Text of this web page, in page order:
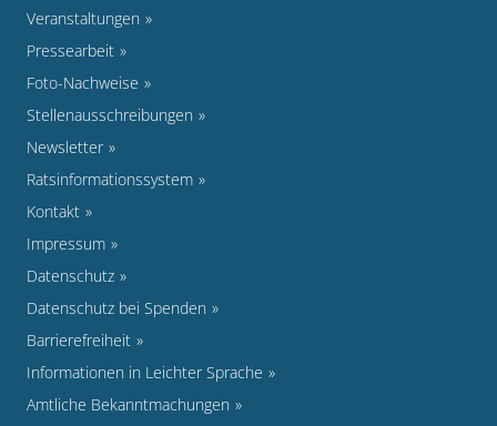
Veranstaltungen
Pressearbeit
Foto-Nachweise
Stellenausschreibungen
Newsletter
Ratsinformationssystem
Kontakt
Impressum
Datenschutz
Datenschutz bei Spenden
Barrierefreiheit
Informationen in Leichter Sprache
Amtliche Bekanntmachungen